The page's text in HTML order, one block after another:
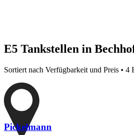
E5 Tankstellen in
Sortiert nach Verfügbarkeit und Preis • 4
Pickelmann